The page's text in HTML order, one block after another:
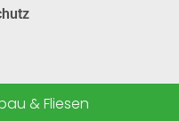
& Fliesen